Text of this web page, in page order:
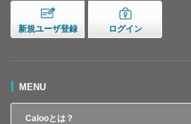
新規ユーザ登録 ログイン
MENU
Calooとは？